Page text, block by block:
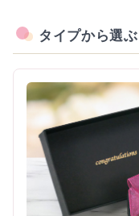
タイプから選